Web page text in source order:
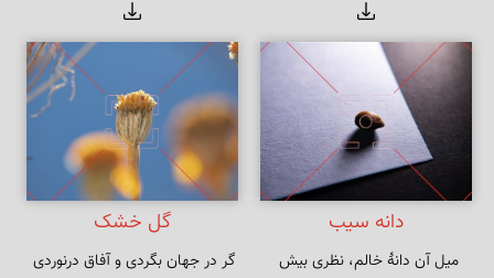
شیراز را
خویش را
دانه سیب
میل آن دانهٔ خالم، نظری بیش
گل خشک